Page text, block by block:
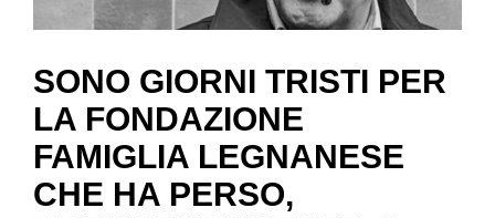
SONO GIORNI TRISTI PER
LA FONDAZIONE
FAMIGLIA LEGNANESE
CHE HA PERSO,